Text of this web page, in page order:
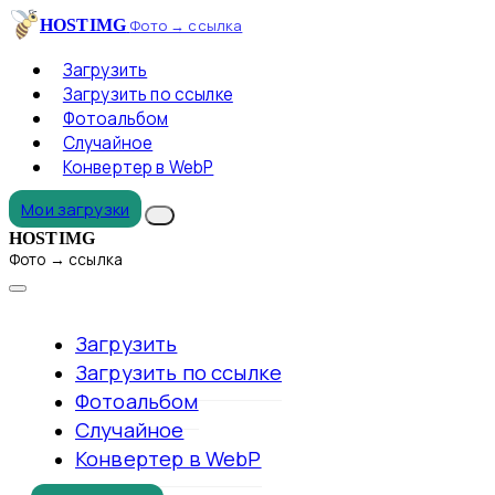
HOSTIMG Фото → ссылка
Загрузить
Загрузить по ссылке
Фотоальбом
Случайное
Конвертер в WebP
Мои загрузки
HOSTIMG
Фото → ссылка
Загрузить
Загрузить по ссылке
Фотоальбом
Случайное
Конвертер в WebP